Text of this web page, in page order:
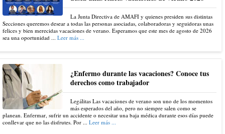
La Junta Directiva de AMAFI y quienes presiden sus distintas
Secciones queremos desear a todas las personas asociadas, colaboradoras y seguidoras unas
felices y bien merecidas vacaciones de verano. Esperamos que este mes de agosto de 2026
sea una oportunidad ... Leer más ...
¿Enfermo durante las vacaciones? Conoce tus
derechos como trabajador
Legálitas Las vacaciones de verano son uno de los momentos
más esperados del año, pero no siempre salen como se
planean. Enfermar, sufrir un accidente o necesitar una baja médica durante esos días puede
conllevar que no las disfrutes. Por ... Leer más ...